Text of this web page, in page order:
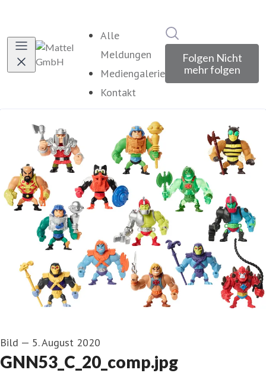
Alle
Meldungen
Mediengalerie
Kontakt
Folgen Nicht
mehr folgen
Bild — 5. August 2020
GNN53_C_20_comp.jpg